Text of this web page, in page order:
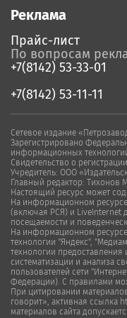
Реклама
Прайс-лист
По вопросам
+7(8142) 53-33-01
+7(8142) 53-11-11
Сетевое издание
Зарегистрировано
информационных
Свидетельство о
Учредитель: ООО
Главный редактор: Тихонов
Настоящий ресурс может
На информационном
(включая РСЯ) и LiveInternet
посещаемости и
На информационном
технологии "Яндекс",
технологии
систематизации и анализа
пользователей сети
Федерации). С правилами
При цитировании
говорит», активная ссылка
материалов сайта